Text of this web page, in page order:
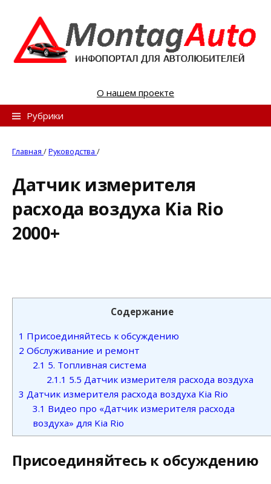
n
О нашем проекте
Рубрики
Главная /Руководства /
Датчик измерителя
расхода воздуха Kia Rio
2000+
Содержание
1 Присоединяйтесь к обсуждению
2 Обслуживание и ремонт
2.1 5. Топливная система
2.1.1 5.5 Датчик измерителя расхода воздуха
3 Датчик измерителя расхода воздуха Kia Rio
3.1 Видео про «Датчик измерителя расхода
воздуха» для Kia Rio
Присоединяйтесь к обсуждению